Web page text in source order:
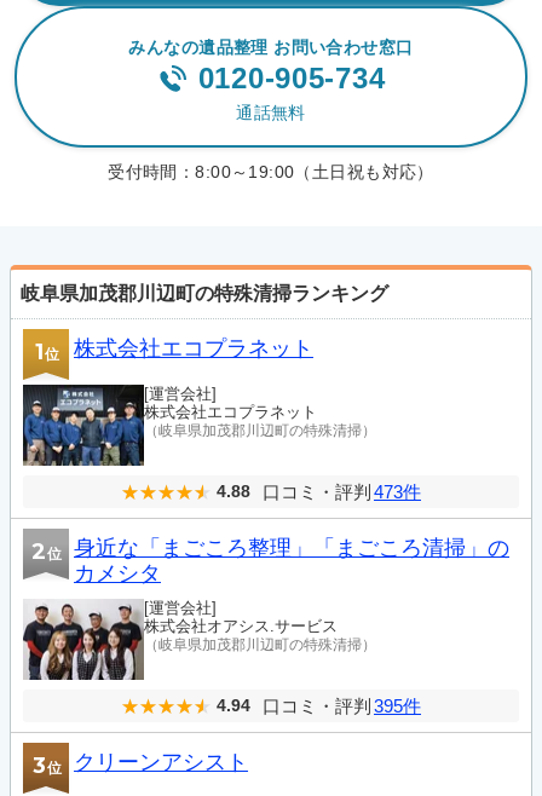
みんなの遺品整理 お問い合わせ窓口
0120-905-734
通話無料
受付時間：8:00～19:00（土日祝も対応）
岐阜県加茂郡川辺町の特殊清掃ランキング
1位 株式会社エコプラネット
[運営会社]
株式会社エコプラネット
（岐阜県加茂郡川辺町の特殊清掃）
4.88 口コミ・評判 473件
2位
身近な「まごころ整理」「まごころ清掃」の
カメシタ
[運営会社]
株式会社オアシス.サービス
（岐阜県加茂郡川辺町の特殊清掃）
4.94 口コミ・評判 395件
3位 クリーンアシスト